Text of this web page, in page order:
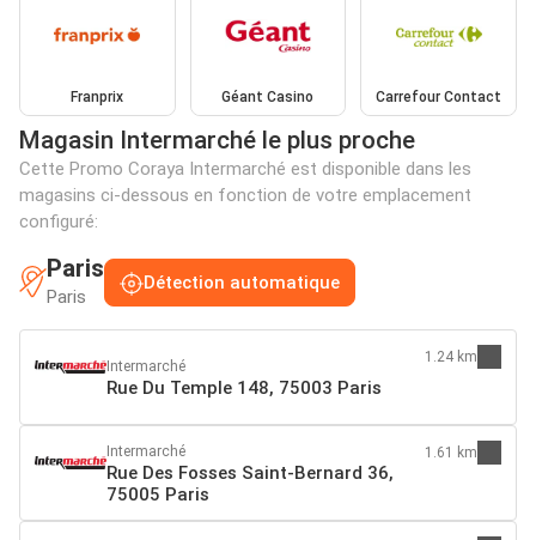
Franprix Géant Casino Carrefour Contact
Magasin Intermarché le plus proche
Cette Promo Coraya Intermarché est disponible dans les
magasins ci-dessous en fonction de votre emplacement
configuré:
Paris
Paris
Détection automatique
Intermarché
Rue Du Temple 148, 75003 Paris
1.24 km
Intermarché
Rue Des Fosses Saint-Bernard 36,
75005 Paris
1.61 km